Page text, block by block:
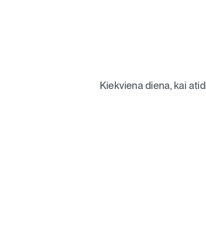
Kiekviena diena, kai